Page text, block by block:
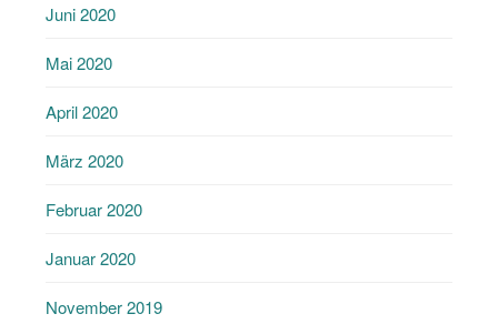
Juni 2020
Mai 2020
April 2020
März 2020
Februar 2020
Januar 2020
November 2019